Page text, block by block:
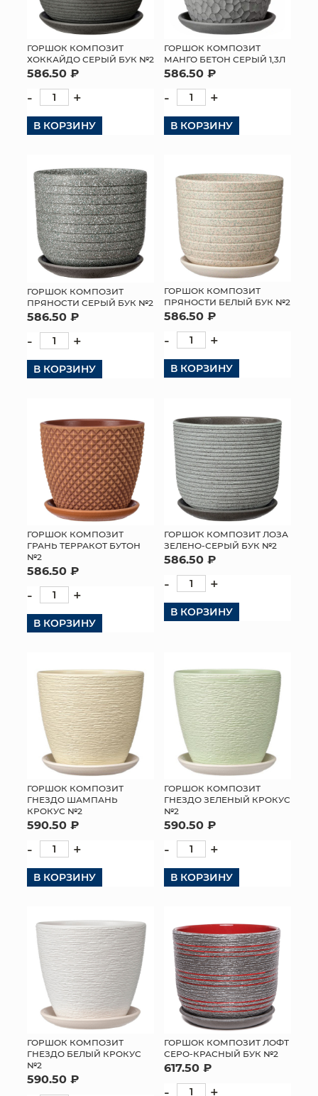
ГОРШОК КОМПОЗИТ
ХОККАЙДО СЕРЫЙ БУК №2
586.50 ₽
- +
В КОРЗИНУ
ГОРШОК КОМПОЗИТ
МАНГО БЕТОН СЕРЫЙ 1,3Л
586.50 ₽
- +
В КОРЗИНУ
ГОРШОК КОМПОЗИТ
ПРЯНОСТИ СЕРЫЙ БУК №2
586.50 ₽
- +
В КОРЗИНУ
ГОРШОК КОМПОЗИТ
ПРЯНОСТИ БЕЛЫЙ БУК №2
586.50 ₽
- +
В КОРЗИНУ
ГОРШОК КОМПОЗИТ
ГРАНЬ ТЕРРАКОТ БУТОН
№2
586.50 ₽
- +
В КОРЗИНУ
ГОРШОК КОМПОЗИТ ЛОЗА
ЗЕЛЕНО-СЕРЫЙ БУК №2
586.50 ₽
- +
В КОРЗИНУ
ГОРШОК КОМПОЗИТ
ГНЕЗДО ШАМПАНЬ
КРОКУС №2
590.50 ₽
- +
В КОРЗИНУ
ГОРШОК КОМПОЗИТ
ГНЕЗДО ЗЕЛЕНЫЙ КРОКУС
№2
590.50 ₽
- +
В КОРЗИНУ
ГОРШОК КОМПОЗИТ
ГНЕЗДО БЕЛЫЙ КРОКУС
№2
590.50 ₽
ГОРШОК КОМПОЗИТ ЛОФТ
СЕРО-КРАСНЫЙ БУК №2
617.50 ₽
- +